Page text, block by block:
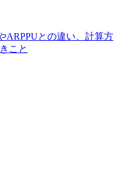
との違い、計算方
こと